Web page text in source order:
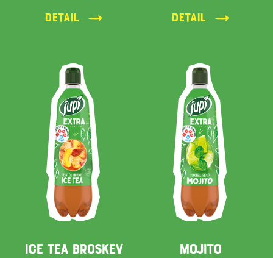
Detail Detail
ICE TEA BROSKEV MOJITO